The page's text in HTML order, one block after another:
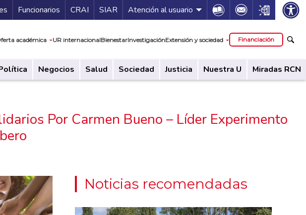
Funcionarios Guía de servicios
CRAI SIAR Atención al usuario Icon Icon Icon
académica UR internacionalBienestarInvestigaciónExtensión y sociedad Financiación
Negocios Salud Sociedad Justicia Nuestra U Miradas RCN
Por Carmen Bueno – Líder Experimento
Noticias recomendadas